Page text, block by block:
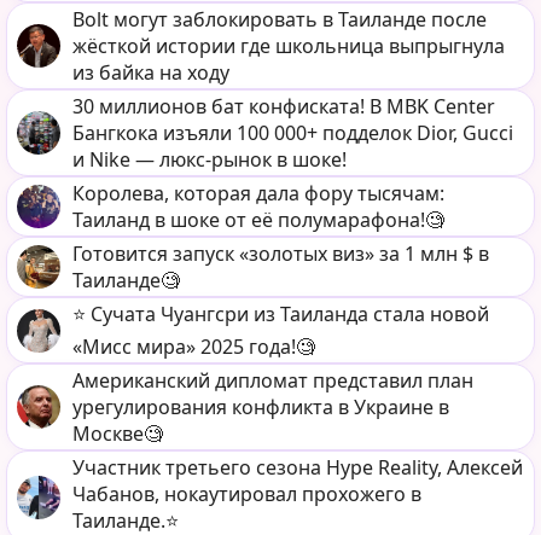
Bolt могут заблокировать в Таиланде после
жёсткой истории где школьница выпрыгнула
из байка на ходу
30 миллионов бат конфиската! В MBK Center
Бангкока изъяли 100 000+ подделок Dior, Gucci
и Nike — люкс-рынок в шоке!
Королева, которая дала фору тысячам:
Таиланд в шоке от её полумарафона!🧐
Готовится запуск «золотых виз» за 1 млн $ в
Таиланде🧐
⭐️ Сучата Чуангсри из Таиланда стала новой
«Мисс мира» 2025 года!🧐
Американский дипломат представил план
урегулирования конфликта в Украине в
Москве🧐
Участник третьего сезона Hype Reality, Алексей
Чабанов, нокаутировал прохожего в
Таиланде.⭐️